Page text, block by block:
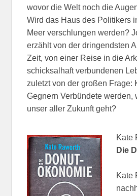
wovor die Welt noch die
Wird das Haus des Politikers
Meer verschlungen werden?
erzählt von der dringendsten
Zeit, von einer Reise in die
schicksalhaft verbundenen
zuletzt von der großen Frage:
Gegnern Verbündete werden,
unser aller Zukunft geht?
Kate
Die
Kate